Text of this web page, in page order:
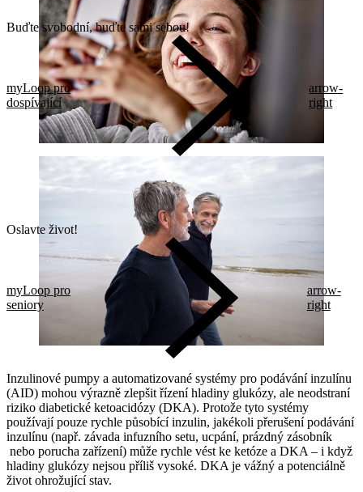
Buďte svobodní, buďte sami sebou!
myLoop pro
dospívající
arrow-
right
Oslavte život!
myLoop pro
seniory
arrow-
right
Inzulinové pumpy a automatizované systémy pro podávání inzulínu
(AID) mohou výrazně zlepšit řízení hladiny glukózy, ale neodstraní
riziko diabetické ketoacidózy (DKA). Protože tyto systémy
používají pouze rychle působící inzulin, jakékoli přerušení podávání
inzulínu (např. závada infuzního setu, ucpání, prázdný zásobník
nebo porucha zařízení) může rychle vést ke ketóze a DKA – i když
hladiny glukózy nejsou příliš vysoké. DKA je vážný a potenciálně
život ohrožující stav.